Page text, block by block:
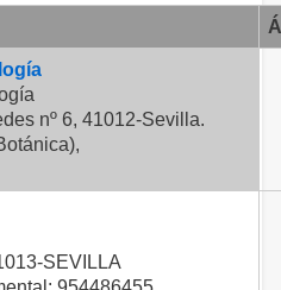
nº 6, 41012-Sevilla.
SEVILLA